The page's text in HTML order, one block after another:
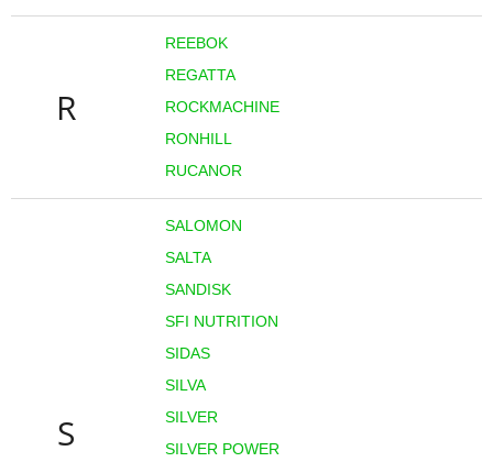
R
REEBOK
REGATTA
ROCKMACHINE
RONHILL
RUCANOR
S
SALOMON
SALTA
SANDISK
SFI NUTRITION
SIDAS
SILVA
SILVER
SILVER POWER